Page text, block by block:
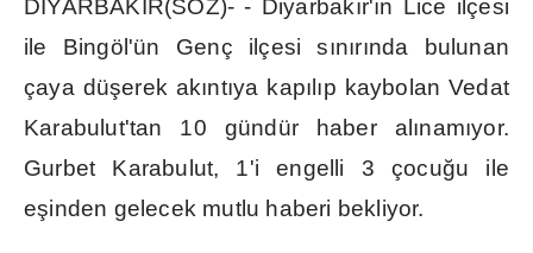
DİYARBAKIR(SÖZ)- - Diyarbakır'ın Lice ilçesi
ile Bingöl'ün Genç ilçesi sınırında bulunan
çaya düşerek akıntıya kapı ıp kaybolan Vedat
Karabulut'tan 10 gündür haber al ınamıyor.
Gurbet Karabulut, 1'i engelli 3 çocuğu ile
eşinden gelecek mutlu haberi bekliyor.